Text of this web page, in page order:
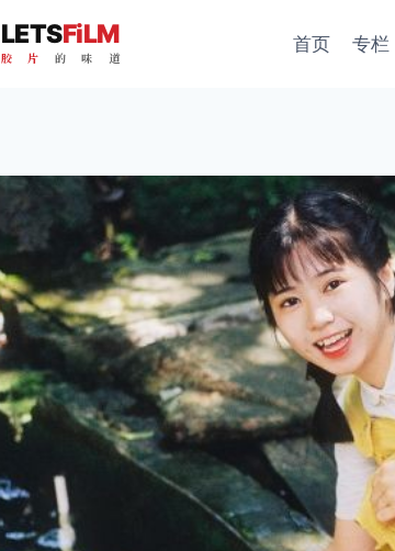
LETSFiLM
胶 片 的 味 道
首页 专栏